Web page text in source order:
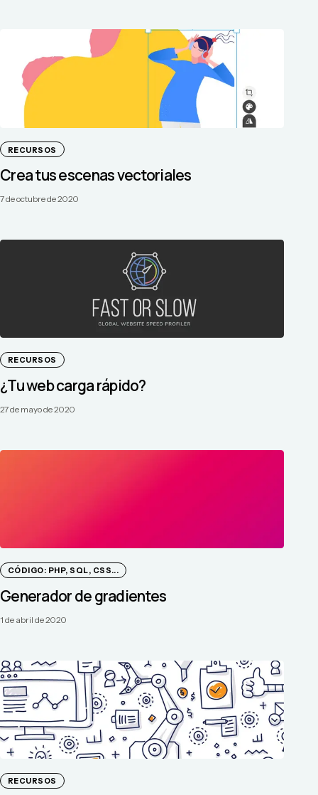
RECURSOS
Crea tus escenas vectoriales
7 de octubre de 2020
RECURSOS
¿Tu web carga rápido?
27 de mayo de 2020
CÓDIGO: PHP, SQL, CSS...
Generador de gradientes
1 de abril de 2020
RECURSOS